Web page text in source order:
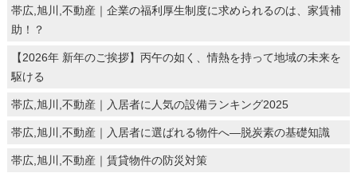
帯広,旭川,不動産｜企業の福利厚生制度に求められるのは、家賃補
助！？
【2026年 新年のご挨拶】丙午の如く、情熱を持って地域の未来を
駆ける
帯広,旭川,不動産｜入居者に人気の設備ランキング2025
帯広,旭川,不動産｜入居者に選ばれる物件へ―脱炭素の基礎知識
帯広,旭川,不動産｜賃貸物件の防災対策